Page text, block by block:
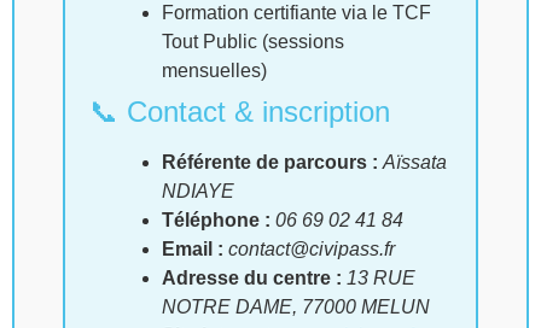
Formation certifiante via le TCF
Tout Public (sessions
mensuelles)
📞 Contact & inscription
Référente de parcours : Aïssata
NDIAYE
Téléphone : 06 69 02 41 84
Email : contact@civipass.fr
Adresse du centre : 13 RUE
NOTRE DAME, 77000 MELUN